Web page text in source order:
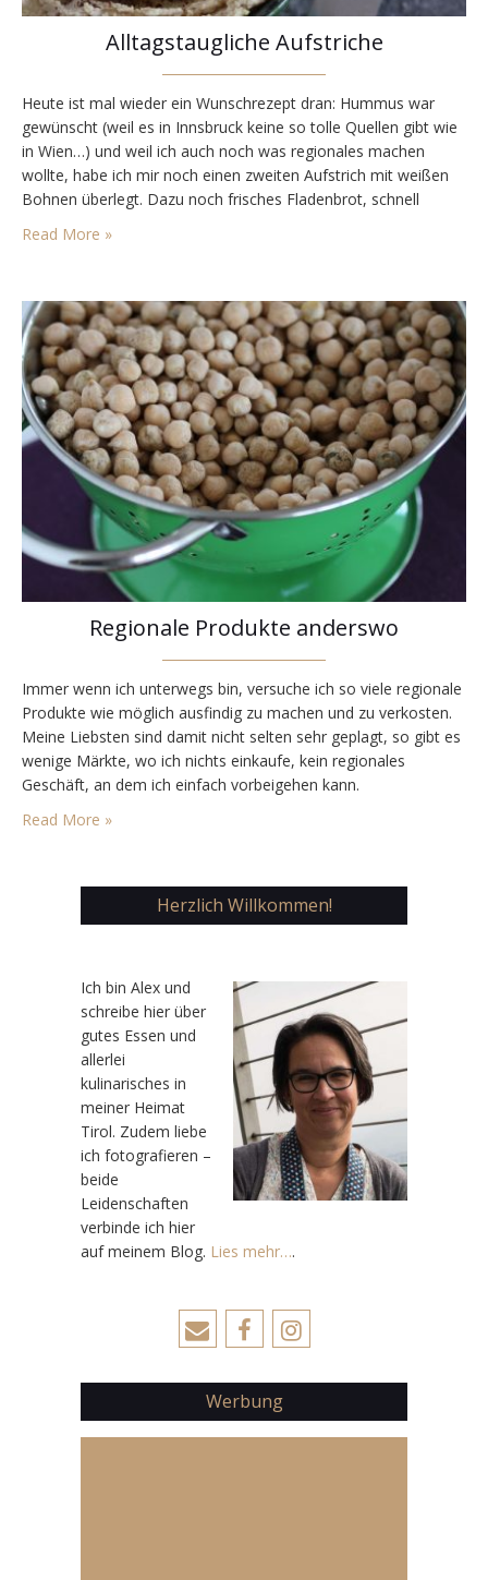
Alltagstaugliche Aufstriche
Heute ist mal wieder ein Wunschrezept dran: Hummus war
gewünscht (weil es in Innsbruck keine so tolle Quellen gibt wie
in Wien…) und weil ich auch noch was regionales machen
wollte, habe ich mir noch einen zweiten Aufstrich mit weißen
Bohnen überlegt. Dazu noch frisches Fladenbrot, schnell
gegrillt und fertig ist das Festessen. Denn diese Aufstriche
Read More »
Regionale Produkte anderswo
Immer wenn ich unterwegs bin, versuche ich so viele regionale
Produkte wie möglich ausfindig zu machen und zu verkosten.
Meine Liebsten sind damit nicht selten sehr geplagt, so gibt es
wenige Märkte, wo ich nichts einkaufe, kein regionales
Geschäft, an dem ich einfach vorbeigehen kann.
Dinge, nur selten wurde ich enttäuscht. Manchmal…
Read More »
Herzlich Willkommen!
Ich bin Alex und
schreibe hier über
gutes Essen und
allerlei
kulinarisches in
meiner Heimat
Tirol. Zudem liebe
ich fotografieren –
beide
Leidenschaften
verbinde ich hier
auf meinem Blog. Lies mehr….
Werbung